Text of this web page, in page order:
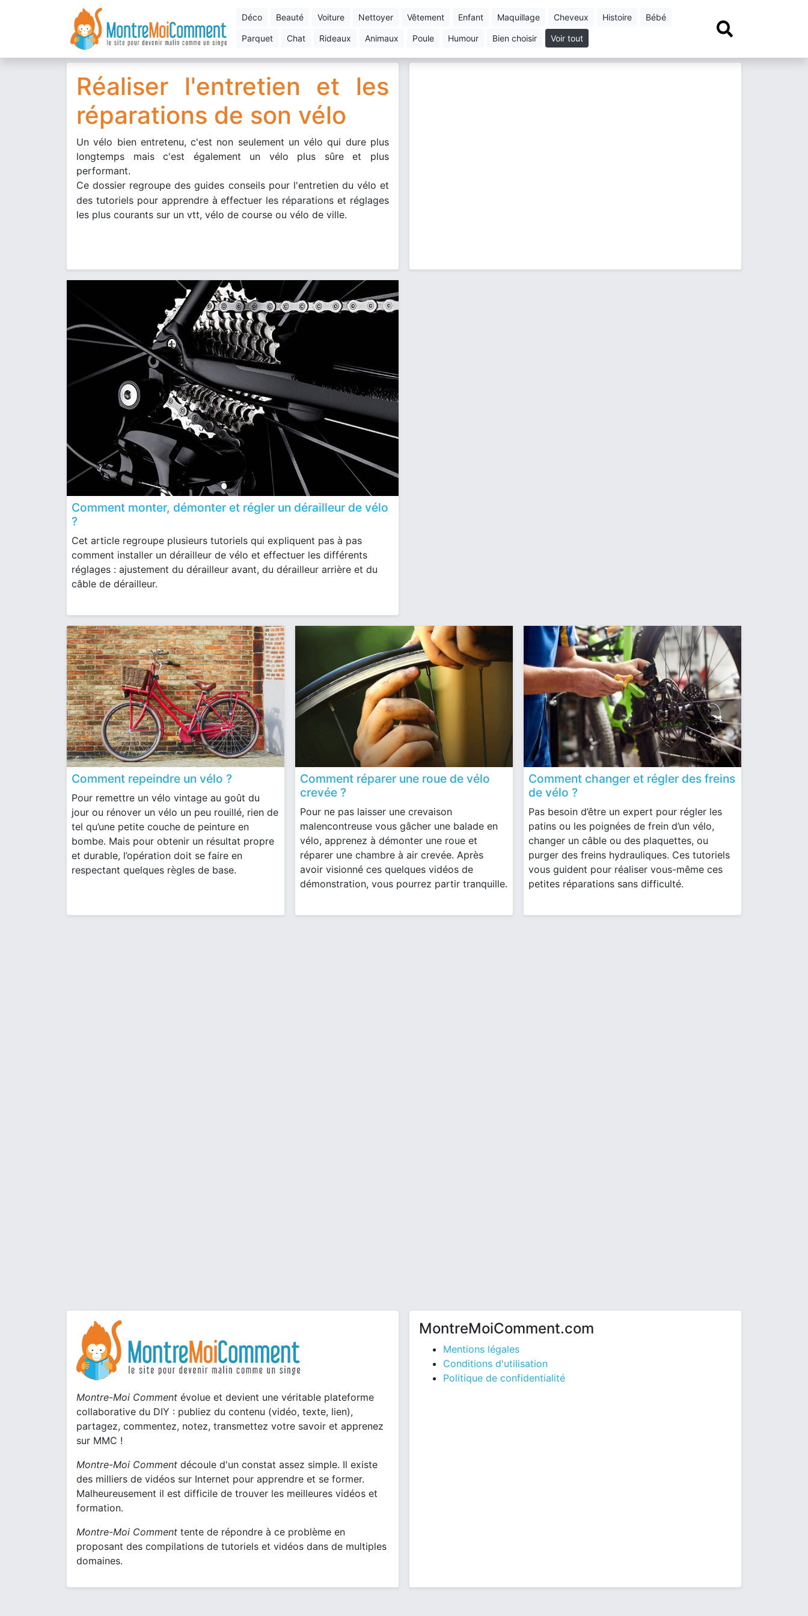
déco beauté voiture nettoyer vêtement enfant maquillage cheveux histoire bébé
parquet chat rideaux animaux poule humour bien choisir Voir tout
Réaliser l'entretien et les
réparations de son vélo
Un vélo bien entretenu, c'est non seulement un vélo qui dure plus
longtemps mais c'est également un vélo plus sûre et plus
performant.
Ce dossier regroupe desguides conseils pour l'entretiendu vélo et
des tutoriels pour apprendre à effectuer les réparations et réglages
les plus courants sur un vtt, vélo de course ou vélo de ville.
Comment monter, démonter et régler un dérailleur de vélo
?
Cet article regroupe plusieurs tutoriels qui expliquent pas à pas
comment installer un dérailleur de vélo et effectuer les différents
réglages : ajustement du dérailleur avant, du dérailleur arrière et du
câble de dérailleur.
Comment repeindre un vélo ?
Pour remettre un vélo vintage au goût du
jour ou rénover un vélo un peu rouillé, rien de
tel qu’une petite couche de peinture en
bombe. Mais pour obtenir un résultat propre
et durable, l’opération doit se faire en
respectant quelques règles de base.
Comment réparer une roue de vélo
crevée ?
Pour ne pas laisser une crevaison
malencontreuse vous gâcher une balade en
vélo, apprenez à démonter une roue et
réparer une chambre à air crevée. Après
avoir visionné ces quelques vidéos de
démonstration, vous pourrez partir tranquille.
Comment changer et régler des freins
de vélo ?
Pas besoin d’être un expert pour régler les
patins ou les poignées de frein d’un vélo,
changer un câble ou des plaquettes, ou
purger des freins hydrauliques. Ces tutoriels
vous guident pour réaliser vous-même ces
petites réparations sans difficulté.
Montre-Moi Comment évolue et devient une véritable plateforme
collaborative du DIY : publiez du contenu (vidéo, texte, lien),
partagez, commentez, notez, transmettez votre savoir et apprenez
sur MMC !
Montre-Moi Comment découle d'un constat assez simple. Il existe
des milliers de vidéos sur Internet pour apprendre et se former.
Malheureusement il est difficile de trouver les meilleures vidéos et
formation.
Montre-Moi Comment tente de répondre à ce problème en
proposant des compilations de tutoriels et vidéos dans de multiples
domaines.
MontreMoiComment.com
Mentions légales
Conditions d'utilisation
Politique de confidentialité